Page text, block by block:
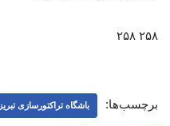
۲۵۸ ۲۵۸
برچسب‌ها: باشگاه تراکتورسازی تبریز